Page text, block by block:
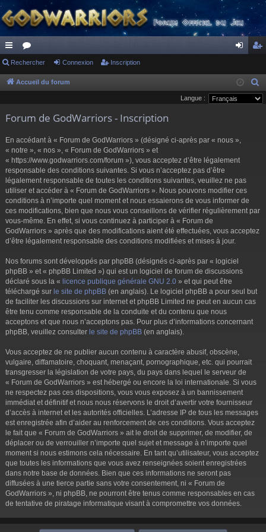
ac
co
ci
or
u
s
ne cri
pti
Rechercher Connexion Inscription
Accueil du forum
e
Langue :
Forum de GodWarriors - Inscription
En accédant à « Forum de GodWarriors » (désigné ci-après par « nous »,
« notre », « nos », « Forum de GodWarriors » et
« https://www.godwarriors.com/forum »), vous acceptez d’être légalement
responsable des conditions suivantes. Si vous n’acceptez pas d’être
légalement responsable de toutes les conditions suivantes, veuillez ne pas
utiliser et accéder à « Forum de GodWarriors ». Nous pouvons modifier ces
conditions à n’importe quel moment et nous essaierons de vous informer de
ces modifications, bien que nous vous conseillons de vérifier régulièrement par
vous-même. En effet, si vous continuez à participer à « Forum de
GodWarriors » après que des modifications aient été effectuées, vous acceptez
d’être légalement responsable des conditions modifiées et mises à jour.
Nos forums sont développés par phpBB (désignés ci-après par « logiciel
phpBB » et « phpBB Limited ») qui est un logiciel de forum de discussions
déclaré sous la « licence publique générale GNU 2.0 » et qui peut être
téléchargé sur le site de phpBB (en anglais). Le logiciel phpBB a pour seul but
de faciliter les discussions sur internet et phpBB Limited ne peut en aucun cas
être tenu comme responsable de la conduite et du contenu que nous
acceptons et que nous n’acceptons pas. Pour plus d’informations concernant
phpBB, veuillez consulter le site de phpBB (en anglais).
Vous acceptez de ne publier aucun contenu à caractère abusif, obscène,
vulgaire, diffamatoire, choquant, menaçant, pornographique, etc. qui pourrait
transgresser la législation de votre pays, du pays dans lequel le serveur de
« Forum de GodWarriors » est hébergé ou encore la loi internationale. Si vous
ne respectez pas ces dispositions, vous vous exposez à un bannissement
immédiat et définitif et nous nous réservons le droit d’avertir votre fournisseur
d’accès à internet et les autorités officielles. L’adresse IP de tous les messages
est enregistrée afin d’aider au renforcement de ces conditions. Vous acceptez
le fait que « Forum de GodWarriors » ait le droit de supprimer, de modifier, de
déplacer ou de verrouiller n’importe quel sujet et message à n’importe quel
moment si nous estimons cela nécessaire. En tant qu’utilisateur, vous acceptez
que toutes les informations que vous avez renseignées soient enregistrées
dans notre base de données. Bien que ces informations ne seront pas
diffusées à une tierce partie sans votre consentement, ni « Forum de
GodWarriors », ni phpBB, ne pourront être tenus comme responsables en cas
de tentative de piratage informatique visant à compromettre vos données.